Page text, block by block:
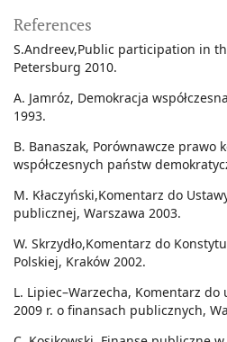
References
S.Andreev,Public participation in
Petersburg 2010.
A. Jamróz, Demokracja
1993.
B. Banaszak, Porównawcze prawo
współczesnych państw
M. Kłaczyński,Komentarz do
publicznej, Warszawa 2003.
W. Skrzydło,Komentarz do
Polskiej, Kraków 2002.
L. Lipiec–Warzecha, Komentarz
2009 r. o finansach publicznych,